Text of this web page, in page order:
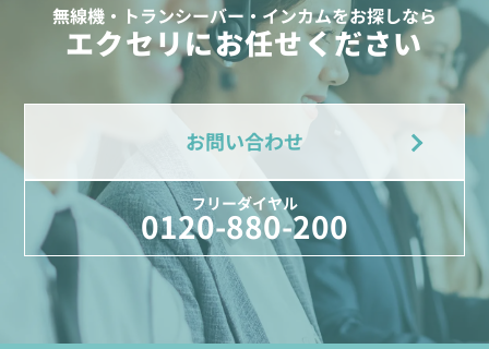
無線機・トランシーバー・インカムをお探しなら
エクセリにお任せください
お問い合わせ
フリーダイヤル
0120-880-200